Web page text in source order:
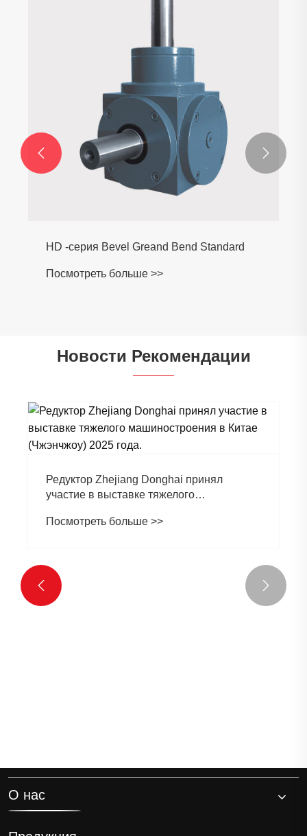
HD -серия Bevel Greand Bend Standard
Посмотреть больше >>
 
Новости Рекомендации
Редуктор Zhejiang Donghai принял
участие в выставке тяжелого
2025 года.
Посмотреть больше >>
 
О нас